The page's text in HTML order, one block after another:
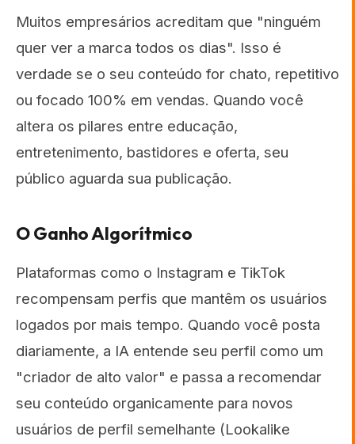
Muitos empresários acreditam que "ninguém
quer ver a marca todos os dias". Isso é
verdade se o seu conteúdo for chato, repetitivo
ou focado 100% em vendas. Quando você
altera os pilares entre educação,
entretenimento, bastidores e oferta, seu
público aguarda sua publicação.
O Ganho Algorítmico
Plataformas como o Instagram e TikTok
recompensam perfis que mantêm os usuários
logados por mais tempo. Quando você posta
diariamente, a IA entende seu perfil como um
"criador de alto valor" e passa a recomendar
seu conteúdo organicamente para novos
usuários de perfil semelhante (Lookalike